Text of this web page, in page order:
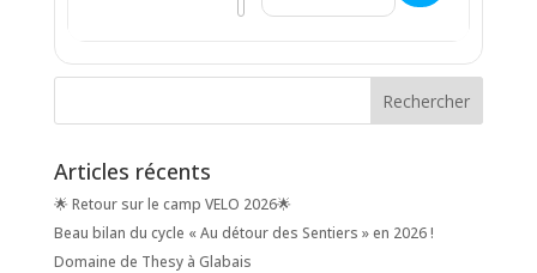
Articles récents
🌟 Retour sur le camp VELO 2026🌟
Beau bilan du cycle « Au détour des Sentiers » en 2026 !
Domaine de Thesy à Glabais